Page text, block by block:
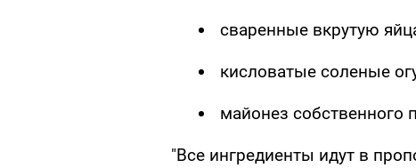
сваренные вкрутую
кисловатые соленые
майонез собственного
"Все ингредиенты идут в